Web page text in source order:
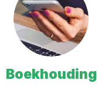
Boekhouding